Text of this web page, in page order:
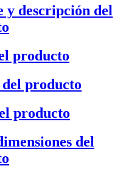
y descripción del
producto
producto
producto
del